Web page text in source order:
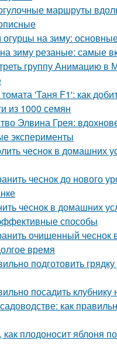
маршруты
огурцы на зиму:
зиму резаные: самые
группу Анимацию в
'Таня F1': как
из 1000 семян
Элвина Грея:
эксперименты
чеснок в домашних
чеснок до нового
чеснок в домашних
способы
очищенный чеснок
время
подготовить
посадить клубнику
как
как плодоносит яблоня